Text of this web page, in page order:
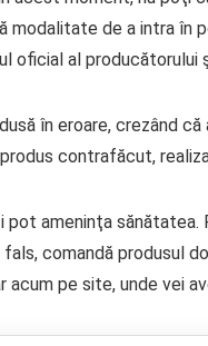
modalitate de a intra
oficial al producătorului
în eroare, crezând
contrafăcut,
ameninţa
fals, comandă produsul
pe site, unde vei